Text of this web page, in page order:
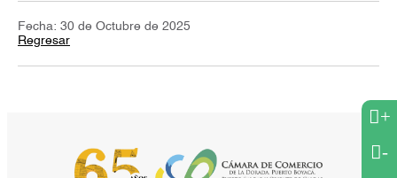
Fecha: 30 de Octubre de 2025
Regresar
+
-